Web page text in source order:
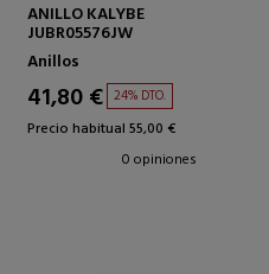
ANILLO KALYBE
JUBR05576JW
Anillos
41,80 € 24% DTO.
Precio habitual 55,00 €
0 opiniones